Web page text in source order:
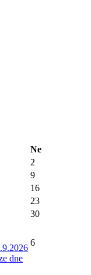
Ne
2
9
16
23
30
dne
6